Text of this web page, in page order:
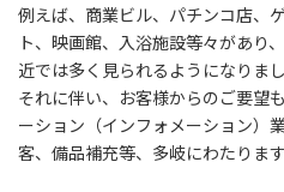
例えば、商業ビル、パチンコ店、
ト、映画館、入浴施設等々があり
近では多く見られるようになりまし
それに伴い、お客様からのご要望
ーション（インフォメーション）
客、備品補充等、多岐にわたります